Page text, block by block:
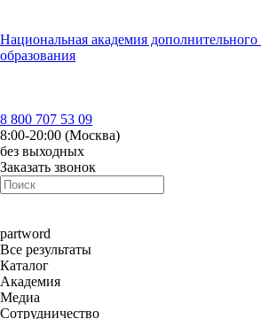
Национальная академия
образования
8 800 707 53 09
8:00-20:00 (Москва)
без выходных
Заказать звонок
partword
Все результаты
Каталог
Академия
Медиа
Сотрудничество